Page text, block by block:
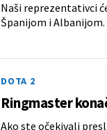
Naši reprezentativci
Španijom i Albanijom.
DOTA 2
Ringmaster
Ako ste očekivali